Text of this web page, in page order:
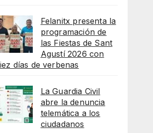
Felanitx presenta la
programación de
las Fiestas de Sant
Agustí 2026 con
días de verbenas
La Guardia Civil
abre la denuncia
telemática a los
ciudadanos